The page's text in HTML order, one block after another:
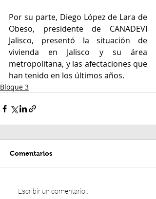
Por su parte, Diego López de Lara de
Obeso, presidente de CANADEVI
Jalisco, presentó la situación de
vivienda en Jalisco y su área
metropolitana, y las afectaciones que
han tenido en los últimos años.
Bloque 3
Comentarios
Escribir un comentario...